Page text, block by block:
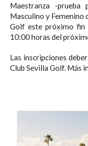
Maestranza -prueba
Masculino y Femenino
Golf este próximo fin
10:00 horas del
Las inscripciones